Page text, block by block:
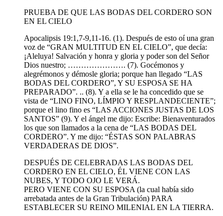
PRUEBA DE QUE LAS BODAS DEL CORDERO SON
EN EL CIELO
Apocalipsis 19:1,7-9,11-16. (1). Después de esto oí una gran
voz de “GRAN MULTITUD EN EL CIELO”, que decía:
¡Aleluya! Salvación y honra y gloria y poder son del Señor
Dios nuestro; …………………. (7). Gocémonos y
alegrémonos y démosle gloria; porque han llegado “LAS
BODAS DEL CORDERO”, Y SU ESPOSA SE HA
PREPARADO”. .. (8). Y a ella se le ha concedido que se
vista de “LINO FINO, LÍMPIO Y RESPLANDECIENTE”;
porque el lino fino es “LAS ACCIONES JUSTAS DE LOS
SANTOS” (9). Y el ángel me dijo: Escribe: Bienaventurados
los que son llamados a la cena de “LAS BODAS DEL
CORDERO”. Y me dijo: “ÉSTAS SON PALABRAS
VERDADERAS DE DIOS”.
DESPUÉS DE CELEBRADAS LAS BODAS DEL
CORDERO EN EL CIELO, ÉL VIENE CON LAS
NUBES, Y TODO OJO LE VERÁ.
PERO VIENE CON SU ESPOSA (la cual había sido
arrebatada antes de la Gran Tribulación) PARA
ESTABLECER SU REINO MILENIAL EN LA TIERRA.